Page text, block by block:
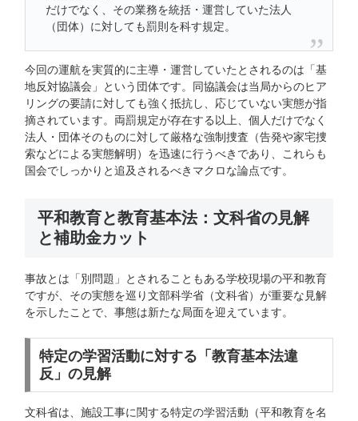
だけでなく、その業務を統括・運営していた法人
（団体）に対しても罰則を科す規定。
今回の運航を実質的に主導・運営していたとされるのは「基
地反対協議会」という団体です。同協議会は当局からのヒア
リングの要請に対しても強く抵抗し、応じていない実態が指
摘されています。両罰規定が存在する以上、個人だけでなく
法人・団体そのものに対して厳格な強制捜査（告発や家宅捜
索などによる実態解明）を迅速に行うべきであり、これらも
国会でしっかりと追及されるべきマクロな論点です。
平和教育と教育基本法：文科省の見解
と補助金カット
事故とは「別問題」とされることもある学校現場の平和教育
ですが、その実態を巡り文部科学省（文科省）が重要な見解
を示したことで、事態は新たな局面を迎えています。
特定の学習活動に対する「教育基本法違
反」の見解
文科省は、施設工事に関する特定の学習活動（平和教育を名